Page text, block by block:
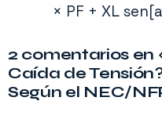
× PF + XL
2 comentarios en
Caída de
Según el NEC/